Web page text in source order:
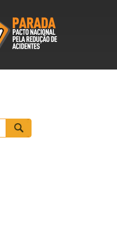
Pesquisar
por: